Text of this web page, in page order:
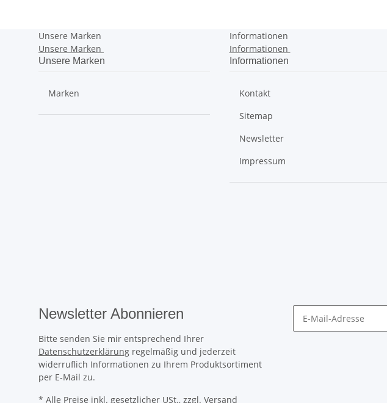
Unsere Marken
Unsere Marken
Unsere Marken
Marken
Informationen
Informationen
Informationen
Kontakt
Sitemap
Newsletter
Impressum
Newsletter Abonnieren
Bitte senden Sie mir entsprechend Ihrer
Datenschutzerklärung regelmäßig und jederzeit
widerruflich Informationen zu Ihrem Produktsortiment
per E-Mail zu.
* Alle Preise inkl. gesetzlicher USt., zzgl. Versand